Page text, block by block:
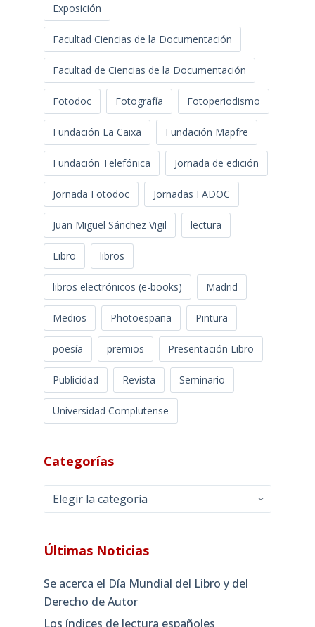
Exposición
Facultad Ciencias de la Documentación
Facultad de Ciencias de la Documentación
Fotodoc Fotografía Fotoperiodismo
Fundación La Caixa Fundación Mapfre
Fundación Telefónica Jornada de edición
Jornada Fotodoc Jornadas FADOC
Juan Miguel Sánchez Vigil lectura
Libro libros
libros electrónicos (e-books) Madrid
Medios Photoespaña Pintura
poesía premios Presentación Libro
Publicidad Revista Seminario
Universidad Complutense
Categorías
Categorías
Últimas Noticias
Se acerca el Día Mundial del Libro y del
Derecho de Autor
Los índices de lectura españoles